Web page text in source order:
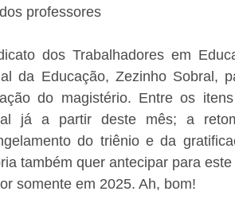
professores
dos Trabalhadores em
da Educação, Zezinho Sobral,
do magistério. Entre os
já a partir deste mês; a
do triênio e da
também quer antecipar para
somente em 2025. Ah, bom!